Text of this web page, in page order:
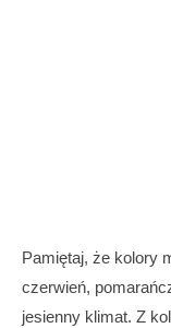
Pamiętaj, że kolory
czerwień,
jesienny klimat. Z